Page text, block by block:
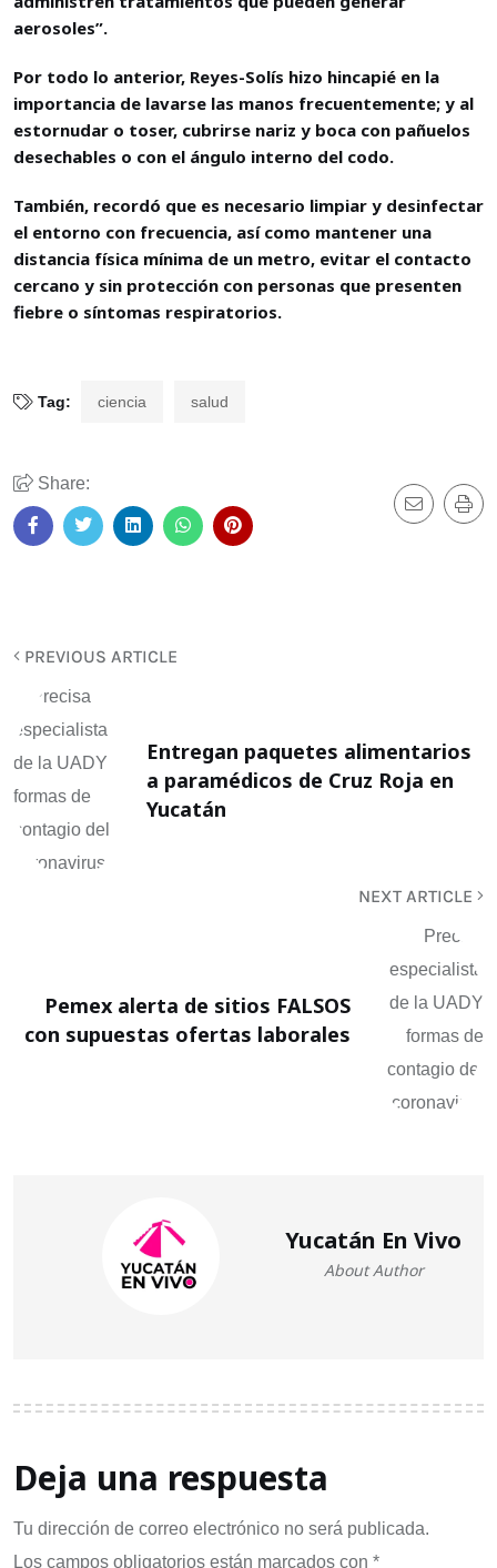
aerosoles”.
Por todo lo anterior, Reyes-Solís hizo hincapié en la
importancia de lavarse las manos frecuentemente; y al
estornudar o toser, cubrirse nariz y boca con pañuelos
desechables o con el ángulo interno del codo.
También, recordó que es necesario limpiar y desinfectar
el entorno con frecuencia, así como mantener una
distancia física mínima de un metro, evitar el contacto
cercano y sin protección con personas que presenten
fiebre o síntomas respiratorios.
Tag: ciencia salud
Share:
PREVIOUS ARTICLE
Entregan paquetes alimentarios
a paramédicos de Cruz Roja en
Yucatán
NEXT ARTICLE
Pemex alerta de sitios FALSOS
con supuestas ofertas laborales
Yucatán En Vivo
About Author
Deja una respuesta
Tu dirección de correo electrónico no será publicada.
Los campos obligatorios están marcados con *